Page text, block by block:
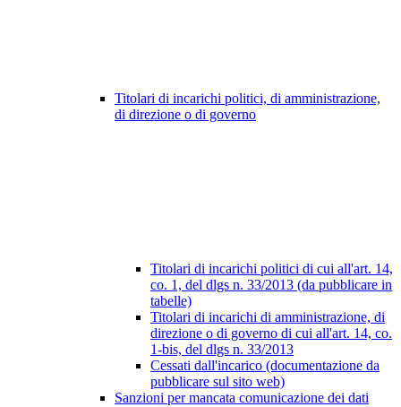
Titolari di incarichi politici, di amministrazione,
di direzione o di governo
Titolari di incarichi politici di cui all'art. 14,
co. 1, del dlgs n. 33/2013 (da pubblicare in
tabelle)
Titolari di incarichi di amministrazione, di
direzione o di governo di cui all'art. 14, co.
1-bis, del dlgs n. 33/2013
Cessati dall'incarico (documentazione da
pubblicare sul sito web)
Sanzioni per mancata comunicazione dei dati